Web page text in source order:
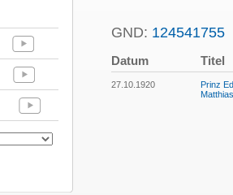
GND: 124541755
Datum Titel
27.10.1920
Prinz